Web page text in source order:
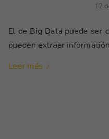
12
El de Big Data puede ser
pueden extraer
Leer más